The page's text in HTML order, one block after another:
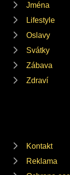
Jména
Lifestyle
Oslavy
Svátky
Zábava
Zdraví
Kontakt
Reklama